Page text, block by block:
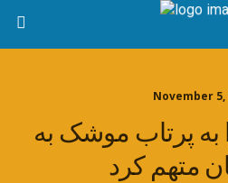
November 5,
به پرتاب موشک به
متهم کرد